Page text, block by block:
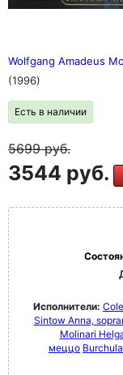
Wolfgang Amadeus
(1996)
Есть в наличии
5699руб.
3544 руб.
Исполнители:
Sintow Anna,
Molinari
меццо